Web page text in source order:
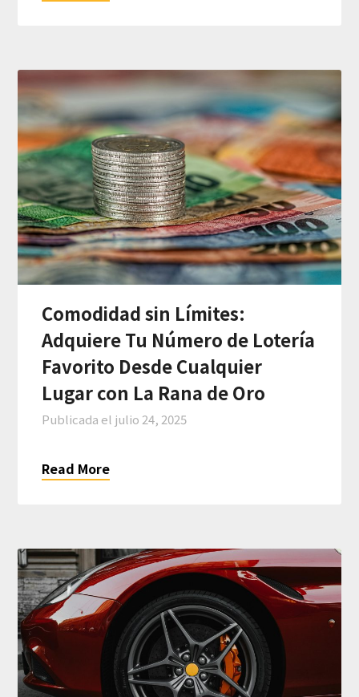
Comodidad sin Límites:
Adquiere Tu Número de Lotería
Favorito Desde Cualquier
Lugar con La Rana de Oro
Publicada el julio 24, 2025
Read More